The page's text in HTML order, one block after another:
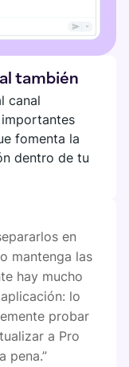
también
canal
fomenta la
dentro de tu
en
mantenga las
hay mucho
lo
probar
a Pro
pena.”